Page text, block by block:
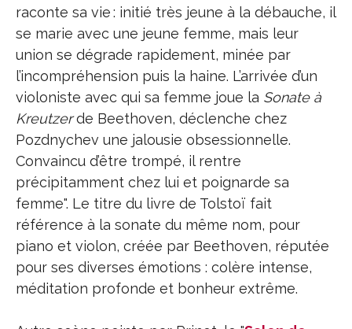
raconte sa vie : initié très jeune à la débauche, il
se marie avec une jeune femme, mais leur
union se dégrade rapidement, minée par
l’incompréhension puis la haine. L’arrivée d’un
violoniste avec qui sa femme joue la Sonate à
Kreutzerde Beethoven, déclenche chez
Pozdnychev une jalousie obsessionnelle.
Convaincu d’être trompé, il rentre
précipitamment chez lui et poignarde sa
femme". Le titre du livre de Tolstoï fait
référence à la sonate du même nom, pour
piano et violon, créée par Beethoven, réputée
pour ses diverses émotions : colère intense,
méditation profonde et bonheur extrême.